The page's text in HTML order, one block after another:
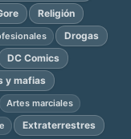
Religión
Drogas
DC Comics
y mafias
Artes marciales
Extraterrestres